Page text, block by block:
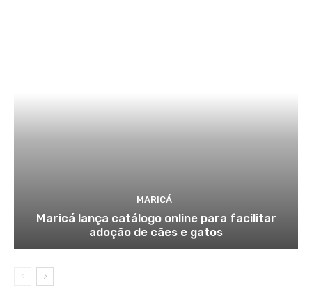
MARICÁ
Maricá lança catálogo online para facilitar
adoção de cães e gatos